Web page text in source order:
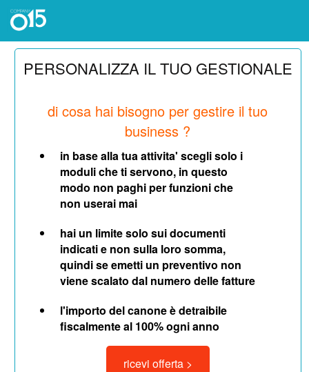
PERSONALIZZA IL TUO GESTIONALE
di cosa hai bisogno per gestire il tuo
business ?
in base alla tua attivita' scegli solo i
moduli che ti servono, in questo
modo non paghi per funzioni che
non userai mai
hai un limite solo sui documenti
indicati e non sulla loro somma,
quindi se emetti un preventivo non
viene scalato dal numero delle fatture
l'importo del canone è detraibile
fiscalmente al 100% ogni anno
ricevi offerta >